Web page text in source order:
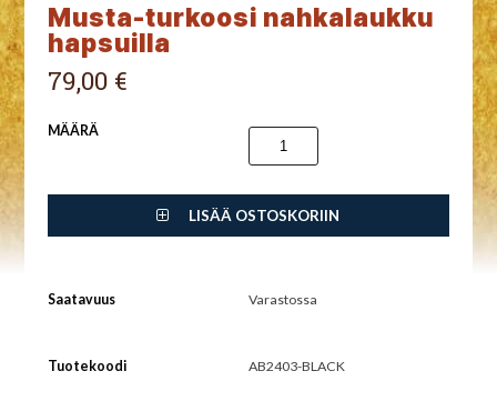
Musta-turkoosi nahkalaukku
hapsuilla
79,00 €
MÄÄRÄ
LISÄÄ OSTOSKORIIN
Saatavuus Varastossa
Tuotekoodi AB2403-BLACK